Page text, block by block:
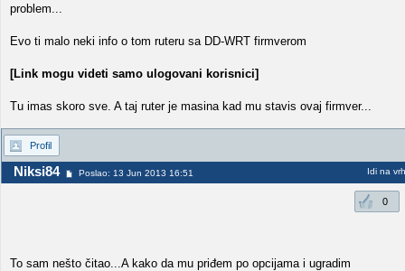
problem...
Evo ti malo neki info o tom ruteru sa DD-WRT firmverom
[Link mogu videti samo ulogovani korisnici]
Tu imas skoro sve. A taj ruter je masina kad mu stavis ovaj firmver...
Profil
Niksi84 Poslao: 13 Jun 2013 16:51 Idi na vrh
0
To sam nešto čitao...A kako da mu priđem po opcijama i ugradim